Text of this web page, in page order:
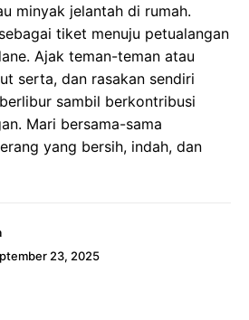
minyak jelantah di rumah.
tiket menuju petualangan
Ajak teman-teman atau
serta, dan rasakan sendiri
sambil berkontribusi
Mari bersama-sama
yang bersih, indah, dan
23, 2025